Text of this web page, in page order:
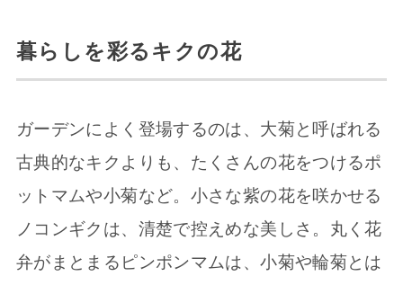
暮らしを彩るキクの花
ガーデンによく登場するのは、大菊と呼ばれる
古典的なキクよりも、たくさんの花をつけるポ
ットマムや小菊など。小さな紫の花を咲かせる
ノコンギクは、清楚で控えめな美しさ。丸く花
弁がまとまるピンポンマムは、小菊や輪菊とは